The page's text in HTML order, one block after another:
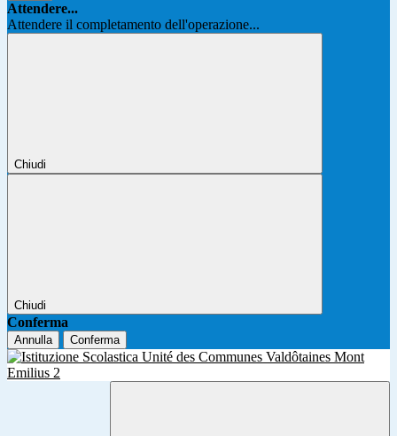
Attendere...
Attendere il completamento dell'operazione...
Chiudi
Chiudi
Conferma
Annulla Conferma